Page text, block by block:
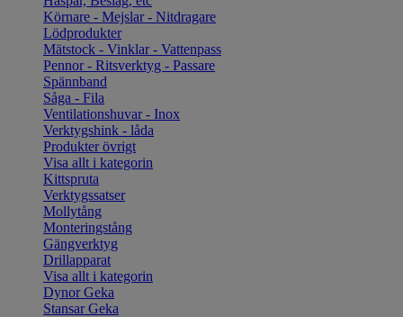
Körnare - Mejslar - Nitdragare
Lödprodukter
Mätstock - Vinklar - Vattenpass
Pennor - Ritsverktyg - Passare
Spännband
Såga - Fila
Ventilationshuvar - Inox
Verktygshink - låda
Produkter övrigt
Visa allt i kategorin
Kittspruta
Verktygssatser
Mollytång
Monteringstång
Gängverktyg
Drillapparat
Visa allt i kategorin
Dynor Geka
Stansar Geka